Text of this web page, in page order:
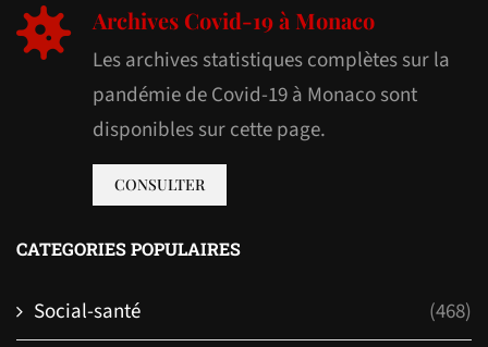
Archives Covid-19 à Monaco
Les archives statistiques complètes sur la
pandémie de Covid-19 à Monaco sont
disponibles sur cette page.
CONSULTER
CATEGORIES POPULAIRES
Social-santé
(468)